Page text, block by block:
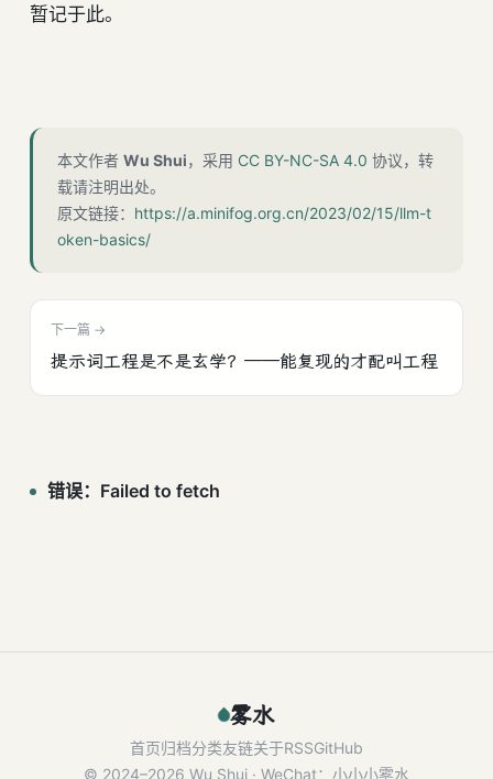
暂记于此。
本文作者 Wu Shui，采用 CC BY-NC-SA 4.0 协议，转
载请注明出处。
原文链接： https://a.minifog.org.cn/2023/02/15/llm-t
oken-basics/
下一篇 →
提示词工程是不是玄学？——能复现的才配叫工程
雾水
首页归档分类友链关于RSSGitHub
© 2024–2026 Wu Shui · WeChat：小小小雾水